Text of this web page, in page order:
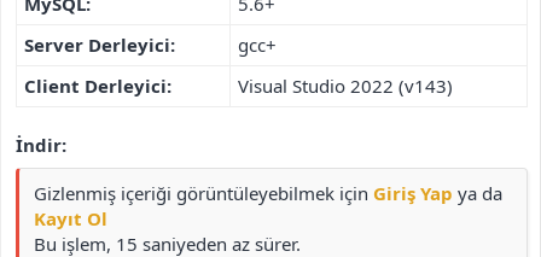
Server Derleyici:
gcc+
Client Derleyici:
Visual Studio 2022 (v143)
İndir:
Gizlenmiş içeriği görüntüleyebilmek için Giriş Yap ya da
Kayıt Ol
Bu işlem, 15 saniyeden az sürer.